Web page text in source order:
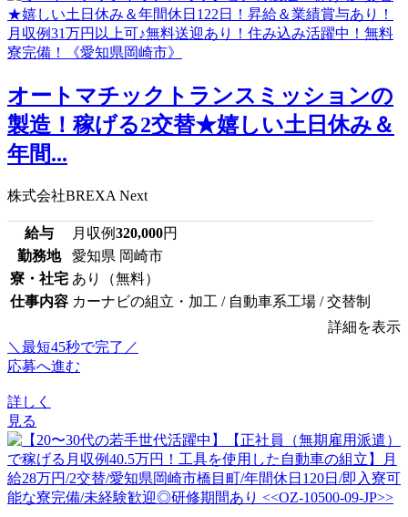
オートマチックトランスミッションの
製造！稼げる2交替★嬉しい土日休み＆
年間...
株式会社BREXA Next
給与 月収例320,000円
勤務地
愛知県 岡崎市
寮・社宅 あり（無料）
仕事内容 カーナビの組立・加工 / 自動車系工場 / 交替制
詳細を表示
＼最短45秒で完了／
応募へ進む
詳しく
見る